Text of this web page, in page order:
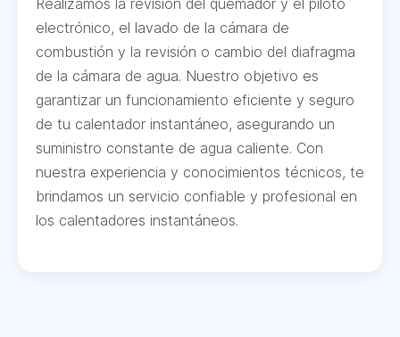
electrónico, el lavado de la cámara de
combustión y la revisión o cambio del diafragma
de la cámara de agua. Nuestro objetivo es
garantizar un funcionamiento eficiente y seguro
de tu calentador instantáneo, asegurando un
suministro constante de agua caliente. Con
nuestra experiencia y conocimientos técnicos, te
brindamos un servicio confiable y profesional en
los calentadores instantáneos.